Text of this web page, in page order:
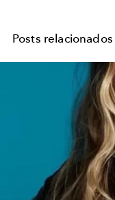
Posts relacionados